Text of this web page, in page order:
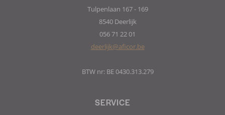
SERVICE
Tulpenlaan 167 - 169
8540 Deerlijk
056 71 22 01
deerlijk@aficor.be
BTW nr: BE 0430.313.279